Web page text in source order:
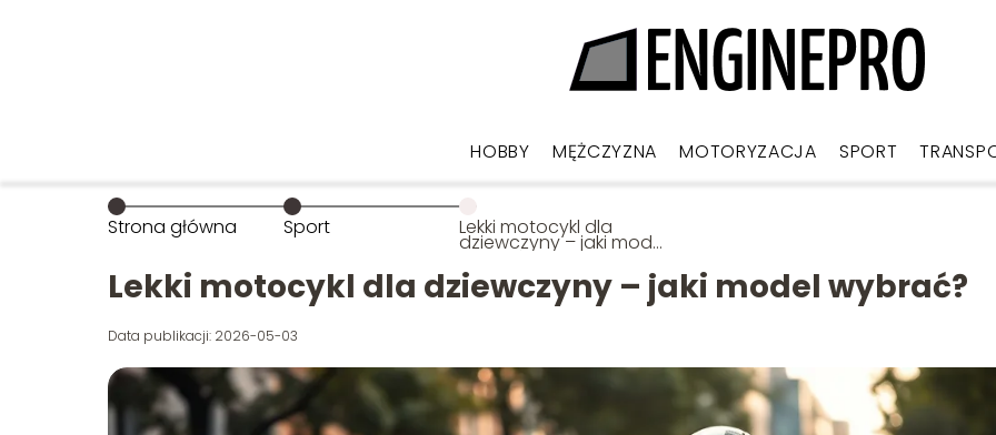
HOBBY MĘŻCZYZNA MOTORYZACJA SPORT
Strona główna Sport Lekki motocykl dla
dziewczyny – jaki model
wybrać?
Lekki motocykl dla dziewczyny – jaki model wybrać?
Data publikacji: 2026-05-03